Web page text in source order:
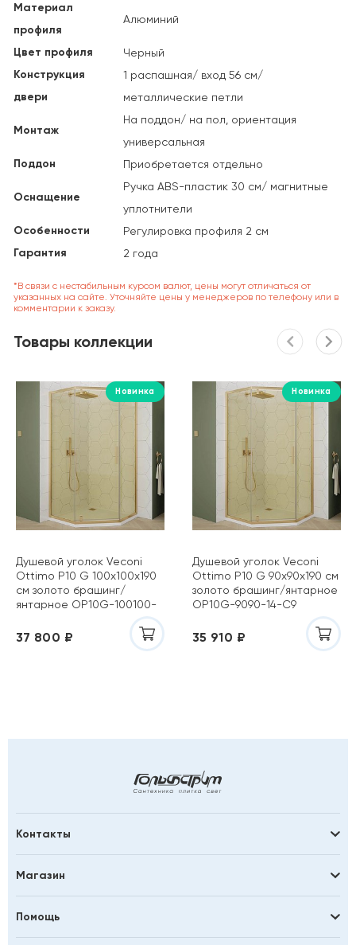
Материал
профиля
Алюминий
Цвет профиля Черный
Конструкция
двери
1 распашная/ вход 56 см/
металлические петли
Монтаж
На поддон/ на пол, ориентация
универсальная
Поддон Приобретается отдельно
Оснащение
Ручка ABS-пластик 30 см/ магнитные
уплотнители
Особенности Регулировка профиля 2 см
Гарантия 2 года
*В связи с нестабильным курсом валют, цены могут отличаться от
указанных на сайте. Уточняйте цены у менеджеров по телефону или в
комментарии к заказу.
Товары коллекции
Новинка
Душевой уголок Veconi
Ottimo P10 G 100х100х190
см золото брашинг/
янтарное OP10G-100100-
37 800 ₽
Новинка
Душевой уголок Veconi
Ottimo P10 G 90х90х190 см
золото брашинг/янтарное
OP10G-9090-14-C9
35 910 ₽
Контакты
Магазин
Помощь